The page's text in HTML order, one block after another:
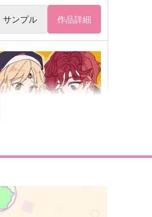
サンプル 作品詳細